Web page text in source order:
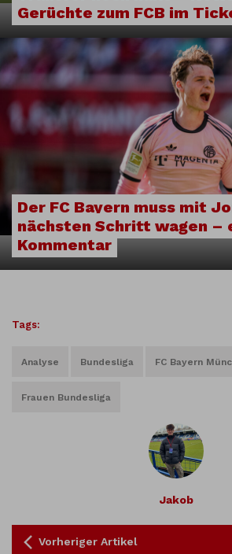
Gerüchte zum FCB im
Der FC Bayern muss mit
nächsten Schritt wagen –
Kommentar
Tags:
Analyse Bundesliga FC Bayern
Frauen Bundesliga
Jakob
Vorheriger Artikel